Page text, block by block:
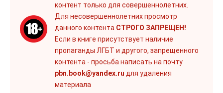
контент только для совершеннолетних.
Для несовершеннолетних просмотр
данного контента СТРОГО ЗАПРЕЩЕН!
Если в книге присутствует наличие
пропаганды ЛГБТ и другого, запрещенного
контента - просьба написать на почту
pbn.book@yandex.ru для удаления
материала